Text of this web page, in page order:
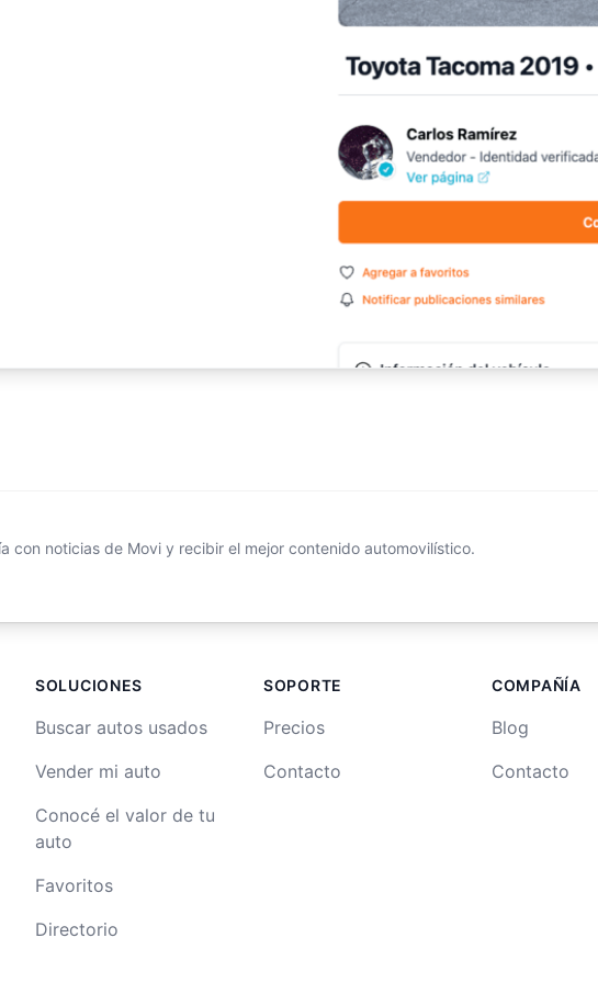
con noticias de Movi y recibir el mejor contenido automovilístico.
SOLUCIONES
Buscar autos usados
Vender mi auto
Conocé el valor de tu
auto
Favoritos
Directorio
SOPORTE
Precios
Contacto
COMPAÑÍA
Blog
Contacto